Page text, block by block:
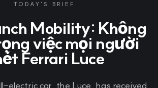
TODAY'S BRIEF
Mobility: Không
việc mọi người
Ferrari Luce
electric car, the Luce, has received